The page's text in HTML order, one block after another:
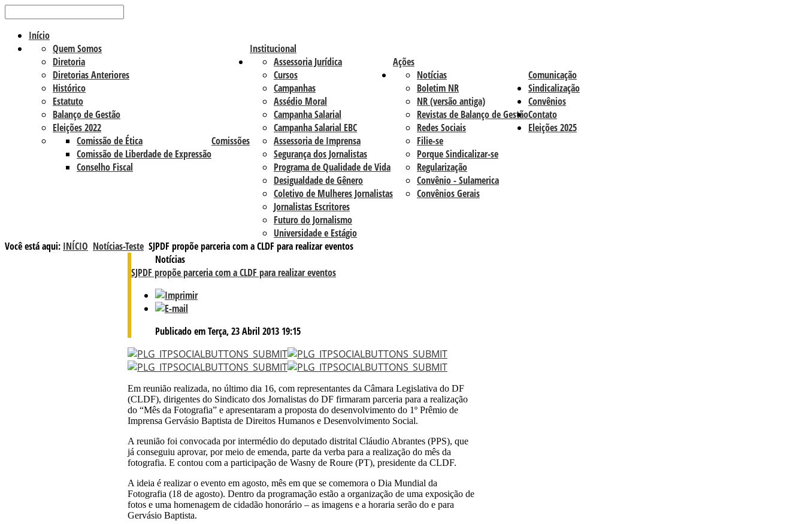
Início
Institucional
Quem Somos
Diretoria
Diretorias Anteriores
Histórico
Estatuto
Balanço de Gestão
Eleições 2022
Comissões
Comissão de Ética
Comissão de Liberdade de Expressão
Conselho Fiscal
Ações
Assessoria Jurídica
Cursos
Campanhas
Assédio Moral
Campanha Salarial
Campanha Salarial EBC
Assessoria de Imprensa
Segurança dos Jornalistas
Programa de Qualidade de Vida
Desigualdade de Gênero
Coletivo de Mulheres Jornalistas
Jornalistas Escritores
Futuro do Jornalismo
Universidade e Estágio
Comunicação
Notícias
Boletim NR
NR (versão antiga)
Revistas de Balanço de Gestão
Redes Sociais
Sindicalização
Filie-se
Porque Sindicalizar-se
Regularização
Convênios
Convênio - Sulamerica
Convênios Gerais
Contato
Eleições 2025
Você está aqui: INÍCIO Notícias-Teste SJPDF propõe parceria com a CLDF para realizar eventos
Notícias
SJPDF propõe parceria com a CLDF para realizar eventos
Publicado em Terça, 23 Abril 2013 19:15
Em reunião realizada, no último dia 16, com representantes da Câmara Legislativa do DF
(CLDF), dirigentes do Sindicato dos Jornalistas do DF firmaram parceria para a realização
do “Mês da Fotografia” e apresentaram a proposta do desenvolvimento do 1º Prêmio de
Imprensa Gervásio Baptista de Direitos Humanos e Desenvolvimento Social.
A reunião foi convocada por intermédio do deputado distrital Cláudio Abrantes (PPS), que
já conseguiu aprovar, por meio de emenda, parte da verba para a realização do mês da
fotografia. E contou com a participação de Wasny de Roure (PT), presidente da CLDF.
A ideia é realizar o evento em agosto, mês em que se comemora o Dia Mundial da
Fotografia (18 de agosto). Dentro da programação estão a organização de uma exposição de
fotos e uma homenagem de cidadão honorário – as imagens e a horaria serão do e para
Gervásio Baptista.